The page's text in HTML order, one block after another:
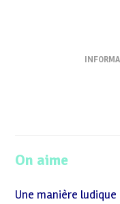
On aime
Une manière